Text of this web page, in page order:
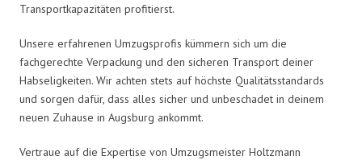
Transportkapazitäten profitierst.
Unsere erfahrenen Umzugsprofis kümmern sich um die
fachgerechte Verpackung und den sicheren Transport deiner
Habseligkeiten. Wir achten stets auf höchste Qualitätsstandards
und sorgen dafür, dass alles sicher und unbeschadet in deinem
neuen Zuhause in Augsburg ankommt.
Vertraue auf die Expertise von Umzugsmeister Holtzmann